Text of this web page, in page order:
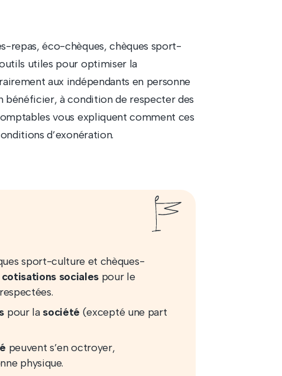
repas, éco-chèques, chèques sport-
utiles pour optimiser la
aux indépendants en personne
bénéficier, à condition de respecter des
vous expliquent comment ces
d’exonération.
sport-culture et chèques-
sociales pour le
pour la société (excepté une part
peuvent s’en octroyer,
physique.